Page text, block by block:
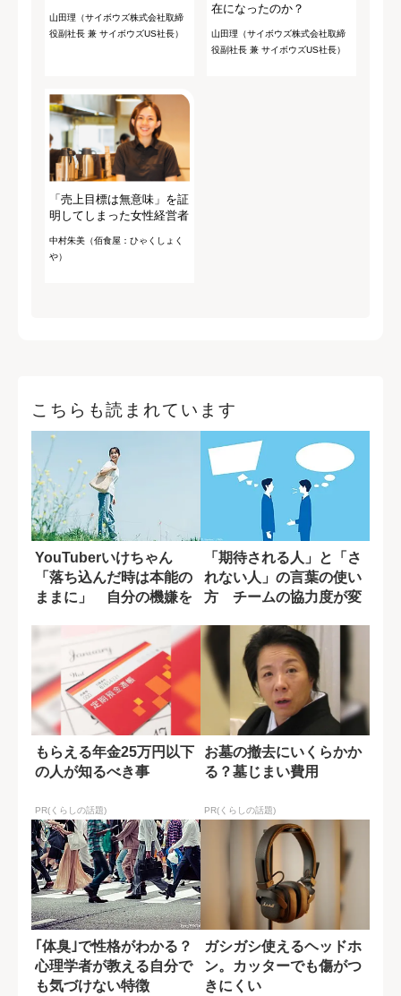
山田理（サイボウズ株式会社取締
役副社長 兼 サイボウズUS社長）
在になったのか？
山田理（サイボウズ株式会社取締
役副社長 兼 サイボウズUS社長）
「売上目標は無意味」を証
明してしまった女性経営者
中村朱美（佰食屋：ひゃくしょく
や）
こちらも読まれています
YouTuberいけちゃん
「落ち込んだ時は本能の
ままに」 自分の機嫌を
「期待される人」と「さ
れない人」の言葉の使い
方 チームの協力度が変
もらえる年金25万円以下
の人が知るべき事
PR(くらしの話題)
お墓の撤去にいくらかか
る？墓じまい費用
PR(くらしの話題)
｢体臭｣で性格がわかる？
心理学者が教える自分で
も気づけない特徴
ガシガシ使えるヘッドホ
ン。カッターでも傷がつ
きにくい